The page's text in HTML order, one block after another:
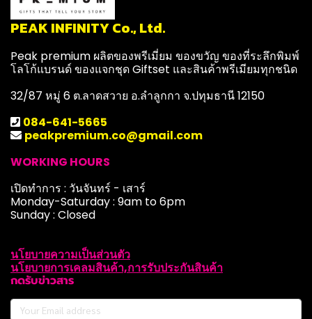
PEAK INFINITY Co., Ltd.
Peak premium ผลิตของพรีเมี่ยม ของขวัญ ของที่ระลึกพิมพ์
โลโก้แบรนด์ ของแจกชุด Giftset และสินค้าพรีเมียมทุกชนิด
32/87 หมู่ 6 ต.ลาดสวาย อ.ลำลูกกา จ.ปทุมธานี 12150
084-641-5665
peakpremium.co@gmail.com
WORKING HOURS
เปิดทำการ : วันจันทร์ - เสาร์
Monday-Saturday : 9am to 6pm
Sunday : Closed
นโยบายความเป็นส่วนตัว
นโยบายการเคลมสินค้า,การรับประกันสินค้า
กดรับข่าวสาร